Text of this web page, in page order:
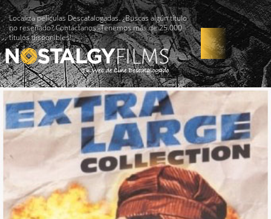
Localiza películas Descatalogadas. ¿Buscas algún título
no reseñado? Contáctanos -Tenemos más de 25.000
títulos disponibles!